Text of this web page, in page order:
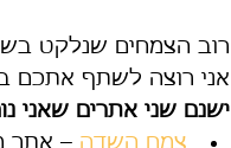
רוב הצמחים שנלקט
אני רוצה לשתף אתכם
ישנם שני אתרים שאני
צמח השדה – אתר